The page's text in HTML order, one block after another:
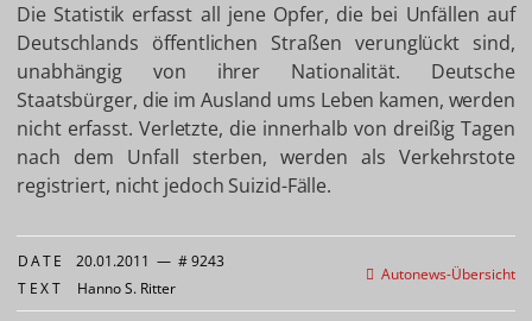
Die Statistik erfasst all jene Opfer, die bei Unfällen auf
Deutschlands öffentlichen Straßen verunglückt sind,
unabhängig von ihrer Nationalität. Deutsche
Staatsbürger, die im Ausland ums Leben kamen, werden
nicht erfasst. Verletzte, die innerhalb von dreißig Tagen
nach dem Unfall sterben, werden als Verkehrstote
registriert, nicht jedoch Suizid-Fälle.
Autonews-Übersicht
DATE 20.01.2011 — # 9243
TEXT Hanno S. Ritter